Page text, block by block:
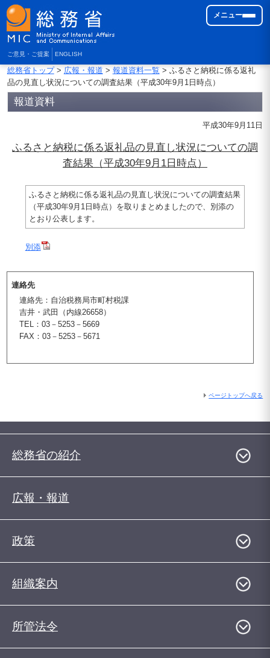
ご意見・ご提案 ENGLISH
メニュー
総務省トップ> 広報・報道 > 報道資料一覧> ふるさと納税に係る返礼
品の見直し状況についての調査結果（平成30年9月1日時点）
報道資料
平成30年9月11日
ふるさと納税に係る返礼品の見直し状況についての調
査結果（平成30年9月1日時点）
ふるさと納税に係る返礼品の見直し状況についての調査結果
（平成30年9月1日時点）を取りまとめましたので、別添の
とおり公表します。
別添
連絡先
連絡先：自治税務局市町村税課
吉井・武田（内線26658）
TEL：03－5253－5669
FAX：03－5253－5671
ページトップへ戻る
総務省の紹介
広報・報道
政策
組織案内
所管法令